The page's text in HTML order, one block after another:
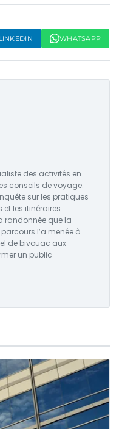
LINKEDIN WHATSAPP
des activités en
conseils de voyage.
sur les pratiques
les itinéraires
randonnée que la
l’a menée à
de bivouac aux
un public